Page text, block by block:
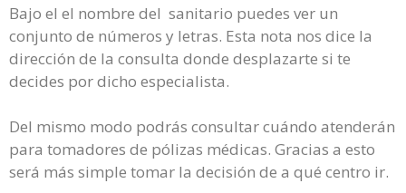
Bajo el el nombre del sanitario puedes ver un
conjunto de números y letras. Esta nota nos dice la
dirección de la consulta donde desplazarte si te
decides por dicho especialista.
Del mismo modo podrás consultar cuándo atenderán
para tomadores de pólizas médicas. Gracias a esto
será más simple tomar la decisión de a qué centro ir.